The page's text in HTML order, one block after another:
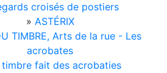
croisés de postiers
» ASTÉRIX
TIMBRE, Arts de la rue - Les
acrobates
timbre fait des acrobaties